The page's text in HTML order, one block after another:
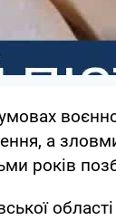
а
років